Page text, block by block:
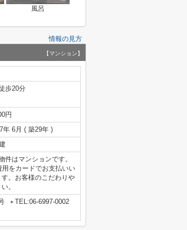
風呂
情報の見方
【マンション】
歩20分
円
年 6月 ( 築29年 )
はマンションです。
をカードでお支払いい
。お客様のこだわりや
。
TEL:06-6997-0002